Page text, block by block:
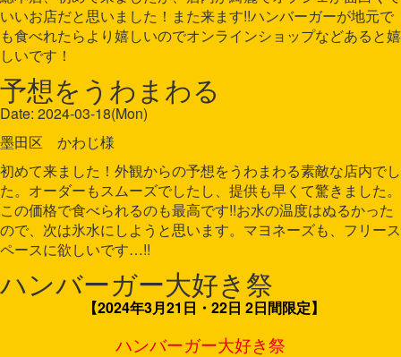
いいお店だと思いました！また来ます!!ハンバーガーが地元で
も食べれたらより嬉しいのでオンラインショップなどあると嬉
しいです！
予想をうわまわる
Date: 2024-03-18(Mon)
墨田区 かわじ様
初めて来ました！外観からの予想をうわまわる素敵な店内でし
た。オーダーもスムーズでしたし、提供も早くて驚きました。
この価格で食べられるのも最高です!!お水の温度はぬるかった
ので、次は氷水にしようと思います。マヨネーズも、フリース
ペースに欲しいです…!!
ハンバーガー大好き祭
【2024年3月21日・22日 2日間限定】
ハンバーガー大好き祭